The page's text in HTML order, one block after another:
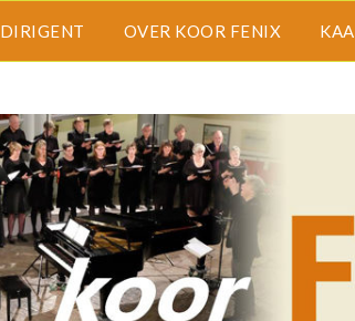
DIRIGENT OVER KOOR FENIX